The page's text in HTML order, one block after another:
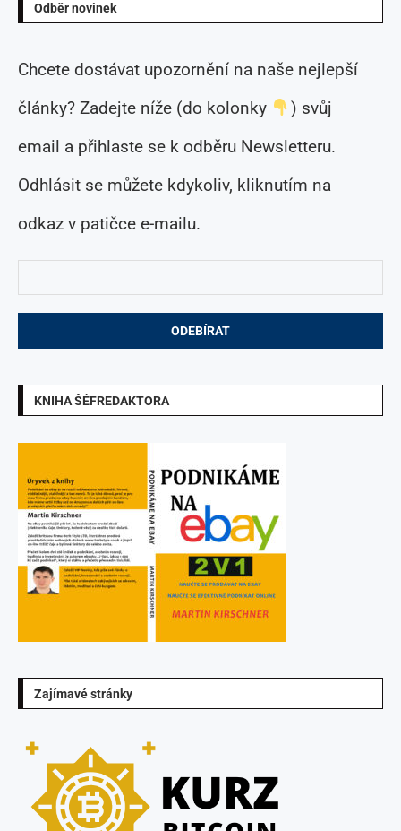
Odběr novinek
Chcete dostávat upozornění na naše nejlepší
články? Zadejte níže (do kolonky
) svůj
email a přihlaste se k odběru Newsletteru.
Odhlásit se můžete kdykoliv, kliknutím na
odkaz v patičce e-mailu.
KNIHA ŠÉFREDAKTORA
Zajímavé stránky